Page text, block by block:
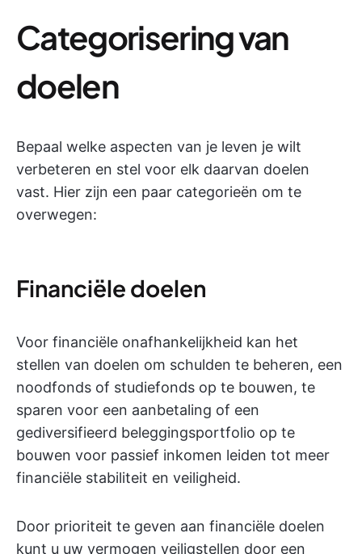
Categorisering van
doelen
Bepaal welke aspecten van je leven je wilt
verbeteren en stel voor elk daarvan doelen
vast. Hier zijn een paar categorieën om te
overwegen:
Financiële doelen
Voor financiële onafhankelijkheid kan het
stellen van doelen om schulden te beheren, een
noodfonds of studiefonds op te bouwen, te
sparen voor een aanbetaling of een
gediversifieerd beleggingsportfolio op te
bouwen voor passief inkomen leiden tot meer
financiële stabiliteit en veiligheid.
Door prioriteit te geven aan financiële doelen
kunt u uw vermogen veiligstellen door een